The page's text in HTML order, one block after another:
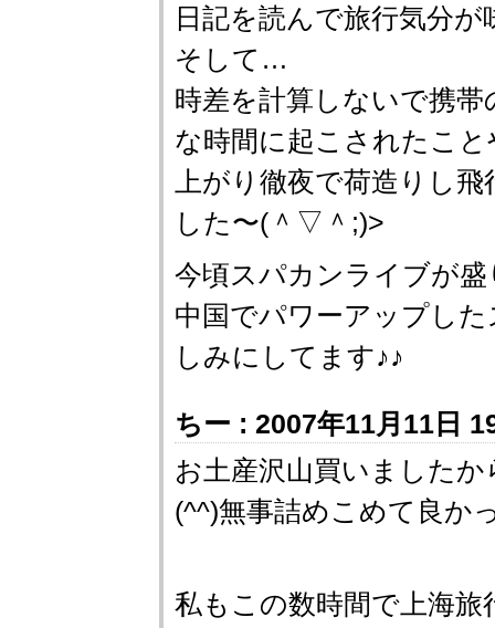
日記を読んで旅行気分
そして…
時差を計算しないで携
な時間に起こされたこ
上がり徹夜で荷造りし
した〜(＾▽＾;)>
今頃スパカンライブが
中国でパワーアップし
しみにしてます♪♪
ちー : 2007年11月11日
お土産沢山買いました
(^^)無事詰めこめて良か
私もこの数時間で上海旅